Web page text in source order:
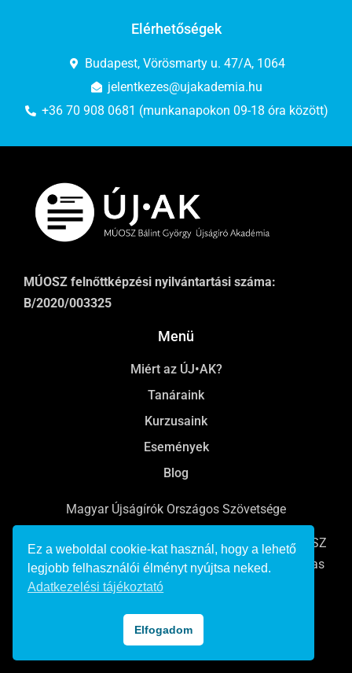
Elérhetőségek
Budapest, Vörösmarty u. 47/A, 1064
jelentkezes@ujakademia.hu
+36 70 908 0681 (munkanapokon 09-18 óra között)
MÚOSZ felnőttképzési nyilvántartási száma:
B/2020/003325
Menü
Miért az ÚJ•AK?
Tanáraink
Kurzusaink
Események
Blog
Magyar Újságírók Országos Szövetsége
Online, rádiós és televíziós újságíróképzések a MÚOSZ
Bálint György Újságíró Akadémián Pulitzer-emlékdíjas
tanárokkal, karriertámogatással.
© 2022 Minden jog fenntartva
Adatkezelési tájékoztató
Ez a weboldal cookie-kat használ, hogy a lehető
legjobb felhasználói élményt nyújtsa neked.
Adatkezelési tájékoztató
Elfogadom